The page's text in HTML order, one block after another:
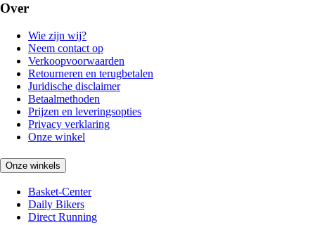
Over
Wie zijn wij?
Neem contact op
Verkoopvoorwaarden
Retourneren en terugbetalen
Juridische disclaimer
Betaalmethoden
Prijzen en leveringsopties
Privacy verklaring
Onze winkel
Onze winkels
Basket-Center
Daily Bikers
Direct Running